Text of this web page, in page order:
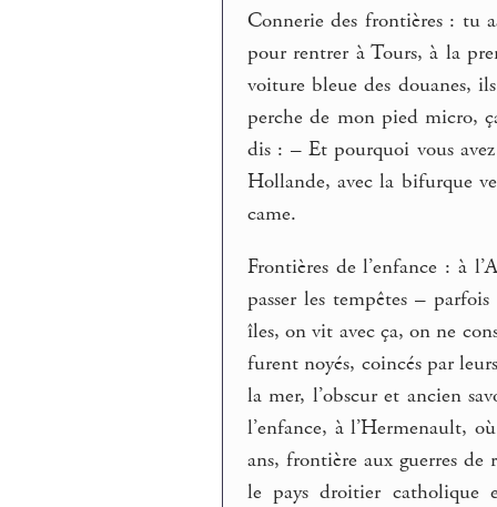
Connerie des frontières : tu
pour rentrer à Tours, à la
voiture bleue des douanes,
perche de mon pied micro,
dis : – Et pourquoi vous
Hollande, avec la bifurque
came.
Frontières de l’enfance : à
passer les tempêtes –
îles, on vit avec ça, on ne
furent noyés, coincés par
la mer, l’obscur et ancien
l’enfance, à l’Hermenault,
ans, frontière aux guerres
le pays droitier catholique